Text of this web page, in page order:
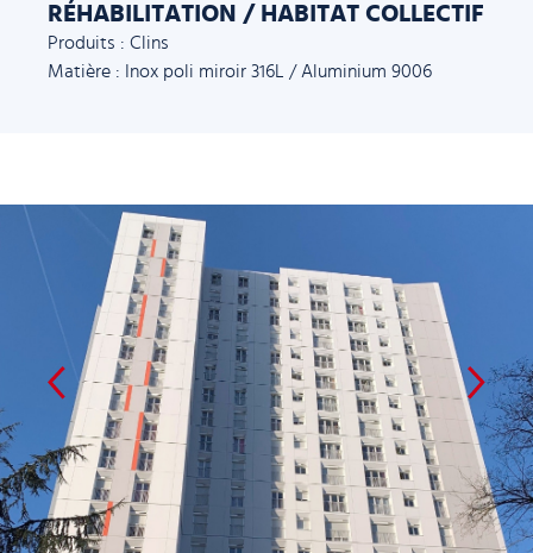
RÉHABILITATION / HABITAT COLLECTIF
Produits : Clins
Matière : Inox poli miroir 316L / Aluminium 9006